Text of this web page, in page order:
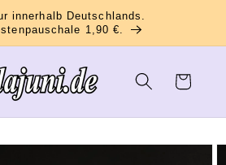
innerhalb Deutschlands.
1,90 €.
Warenkorb